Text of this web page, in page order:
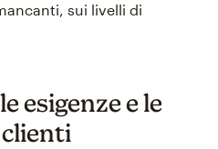
sui livelli di
esigenze e le